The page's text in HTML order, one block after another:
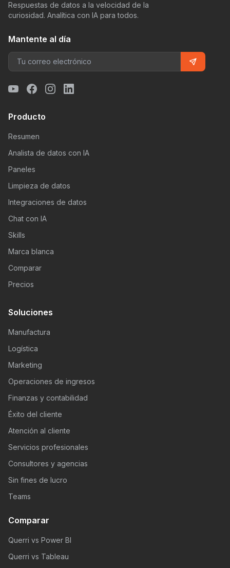
Respuestas de datos a la velocidad de la
curiosidad. Analítica con IA para todos.
Mantente al día
Producto
Resumen
Analista de datos con IA
Paneles
Limpieza de datos
Integraciones de datos
Chat con IA
Skills
Marca blanca
Comparar
Precios
Soluciones
Manufactura
Logística
Marketing
Operaciones de ingresos
Finanzas y contabilidad
Éxito del cliente
Atención al cliente
Servicios profesionales
Consultores y agencias
Sin fines de lucro
Teams
Comparar
Querri vs Power BI
Querri vs Tableau